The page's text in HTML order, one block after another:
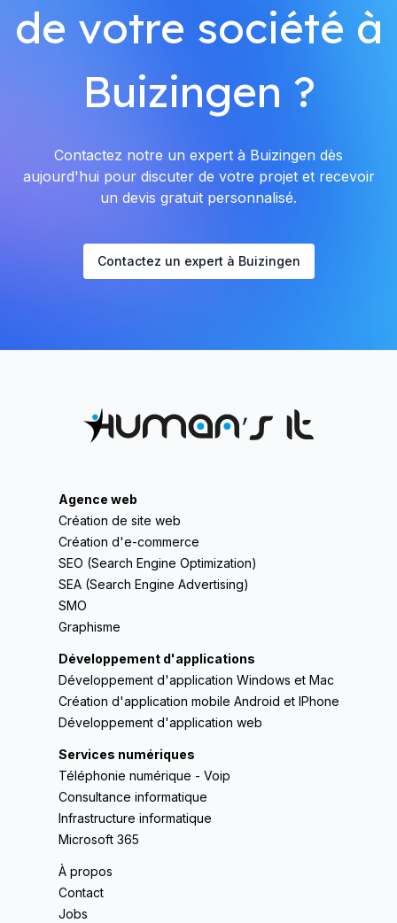
de votre société à
Buizingen ?
Contactez notre un expert à Buizingen dès
aujourd'hui pour discuter de votre projet et recevoir
un devis gratuit personnalisé.
Contactez un expert à Buizingen
Agence web
Création de site web
Création d'e-commerce
SEO (Search Engine Optimization)
SEA (Search Engine Advertising)
SMO
Graphisme
Développement d'applications
Développement d'application Windows et Mac
Création d'application mobile Android et IPhone
Développement d'application web
Services numériques
Téléphonie numérique - Voip
Consultance informatique
Infrastructure informatique
Microsoft 365
À propos
Contact
Jobs